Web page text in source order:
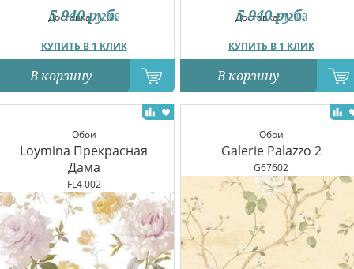
Доставка:12.08
КУПИТЬ В 1 КЛИК
5 940 руб.
В корзину
Доставка:12.08
КУПИТЬ В 1 КЛИК
5 940 руб.
В корзину
Обои
Loymina Прекрасная
Дама
FL4 002
Обои
Galerie Palazzo 2
G67602